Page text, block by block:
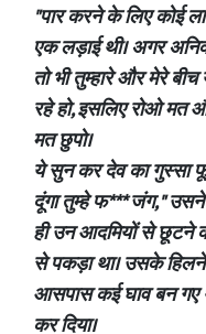
"पार करने के लिए कोई
एक लड़ाई थी। अगर
तो भी तुम्हारे और मेरे
रहे हो, इसलिए रोओ मत
मत छुपो।
ये सुन कर देव का गुस्सा
दूंगा तुम्हे फ*** जंग,"
ही उन आदमियों से छूटने
से पकड़ा था। उसके
आसपास कई घाव बन
कर दिया।